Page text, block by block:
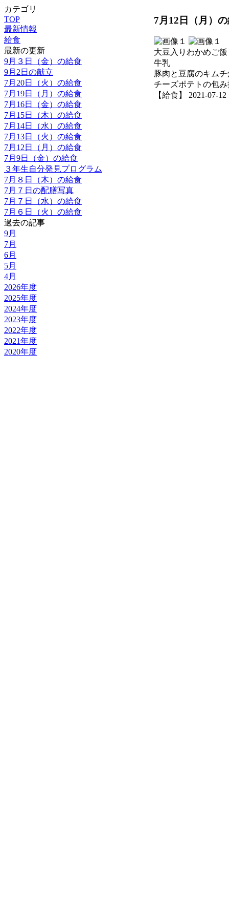
カテゴリ
TOP
最新情報
給食
最新の更新
9月３日（金）の給食
9月2日の献立
7月20日（火）の給食
7月19日（月）の給食
7月16日（金）の給食
7月15日（木）の給食
7月14日（水）の給食
7月13日（火）の給食
7月12日（月）の給食
7月9日（金）の給食
３年生自分発見プログラム
7月８日（木）の給食
7月７日の配膳写真
7月７日（水）の給食
7月６日（火）の給食
過去の記事
9月
7月
6月
5月
4月
2026年度
2025年度
2024年度
2023年度
2022年度
2021年度
2020年度
7月12日（月）
大豆入りわかめご飯
牛乳
豚肉と豆腐のキム
チーズポテトの包
【給食】 2021-07-